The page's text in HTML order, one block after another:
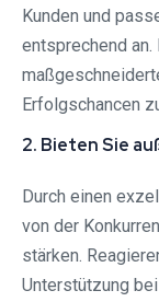
Kunden und
entsprechend
Erfolgschancen
2. Bieten Sie
Durch einen
von der
stärken.
Unterstützung